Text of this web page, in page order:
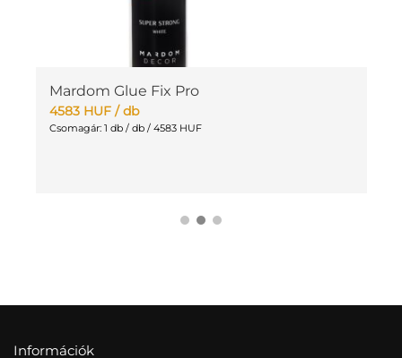
Mardom Glue Fix Pro
4583 HUF/ db
Csomagár: 1 db / db / 4583 HUF
Információk